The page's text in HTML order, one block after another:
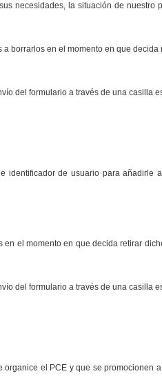
necesidades, la situación de
borrarlos en el momento en que
del formulario a través de una casilla
de usuario para añadirle
el momento en que decida retirar
del formulario a través de una casilla
el PCE y que se promocionen